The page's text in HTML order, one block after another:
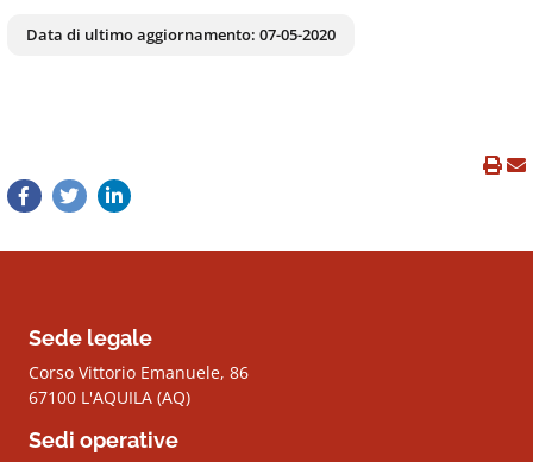
Data di ultimo aggiornamento: 07-05-2020
Sede legale
Corso Vittorio Emanuele, 86
67100 L'AQUILA (AQ)
Sedi operative